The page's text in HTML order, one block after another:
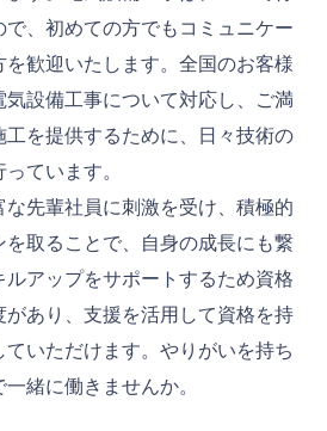
、初めての方でもコミュニケー
歓迎いたします。全国のお客様
設備工事について対応し、ご満
を提供するために、日々技術の
ています。
先輩社員に刺激を受け、積極的
取ることで、自身の成長にも繋
アップをサポートするため資格
あり、支援を活用して資格を持
いただけます。やりがいを持ち
緒に働きませんか。